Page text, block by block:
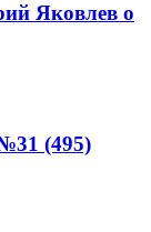
Яковлев о
(495)